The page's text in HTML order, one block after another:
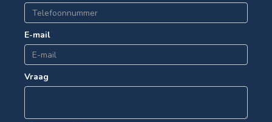
E-mail
Vraag